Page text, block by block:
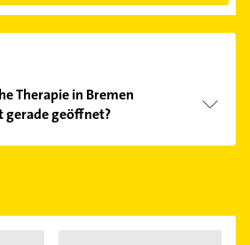
Therapie in Bremen
gerade geöffnet?
finden Sie alleÖffnungszeiten.
können.